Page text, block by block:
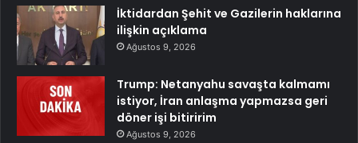
İktidardan Şehit ve Gazilerin haklarına
ilişkin açıklama
Ağustos 9, 2026
Trump: Netanyahu savaşta kalmamı
istiyor, İran anlaşma yapmazsa geri
döner işi bitiririm
Ağustos 9, 2026